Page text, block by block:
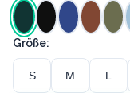
Größe:
S M L